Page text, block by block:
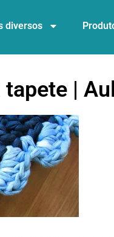
diversos
|